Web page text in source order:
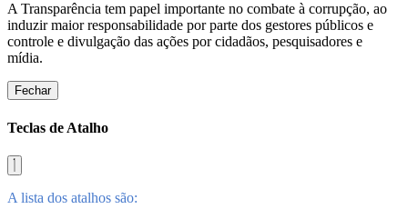
A Transparência tem papel importante no combate à corrupção, ao
induzir maior responsabilidade por parte dos gestores públicos e
controle e divulgação das ações por cidadãos, pesquisadores e
mídia.
Fechar
Teclas de Atalho
A lista dos atalhos são: